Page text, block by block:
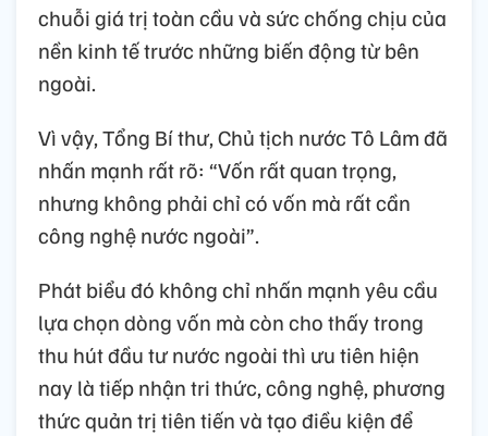
chuỗi giá trị toàn cầu và sức chống chịu của
nền kinh tế trước những biến động từ bên
ngoài.
Vì vậy, Tổng Bí thư, Chủ tịch nước Tô Lâm đã
nhấn mạnh rất rõ: “Vốn rất quan trọng,
nhưng không phải chỉ có vốn mà rất cần
công nghệ nước ngoài”.
Phát biểu đó không chỉ nhấn mạnh yêu cầu
lựa chọn dòng vốn mà còn cho thấy trong
thu hút đầu tư nước ngoài thì ưu tiên hiện
nay là tiếp nhận tri thức, công nghệ, phương
thức quản trị tiên tiến và tạo điều kiện để